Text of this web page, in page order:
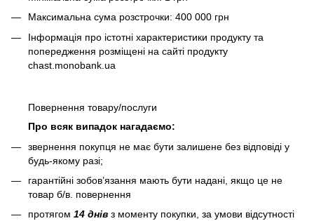
Максимальна сума розстрочки: 400 000 грн
Інформація про істотні характеристики продукту та
попередження розміщені на сайті продукту
chast.monobank.ua
Повернення товару/послуги
Про всяк випадок нагадаємо:
звернення покупця не має бути залишене без відповіді у
будь-якому разі;
гарантійні зобов’язання мають бути надані, якщо це не
товар б/в. повернення
протягом 14 днів з моменту покупки, за умови відсутності